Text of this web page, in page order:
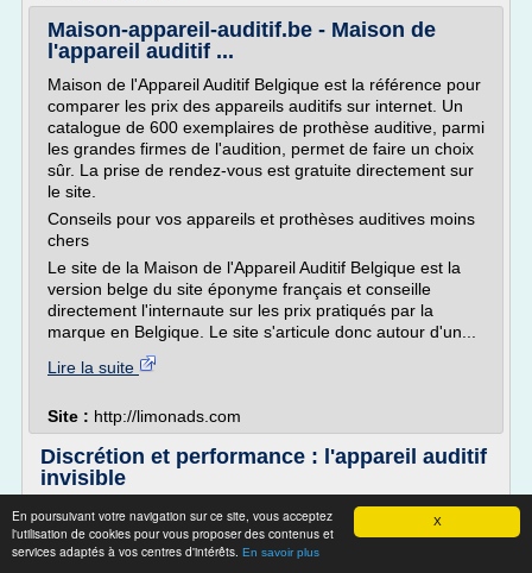
X
En poursuivant votre navigation sur ce site, vous acceptez
l'utilisation de cookies pour vous proposer des contenus et
services adaptés à vos centres d'intérêts. En savoir plus
Maison-appareil-auditif.be - Maison de
l'appareil auditif ...
Maison de l'Appareil Auditif Belgique est la référence pour
comparer les prix des appareils auditifs sur internet. Un
catalogue de 600 exemplaires de prothèse auditive, parmi
les grandes firmes de l'audition, permet de faire un choix
sûr. La prise de rendez-vous est gratuite directement sur
le site.
Conseils pour vos appareils et prothèses auditives moins
chers
Le site de la Maison de l'Appareil Auditif Belgique est la
version belge du site éponyme français et conseille
directement l'internaute sur les prix pratiqués par la
marque en Belgique. Le site s'articule donc autour d'un...
Lire la suite
Site : http://limonads.com
Discrétion et performance : l'appareil auditif
invisible
7 Conclusion
Qu'est-ce qu'un appareil auditif invisible ?